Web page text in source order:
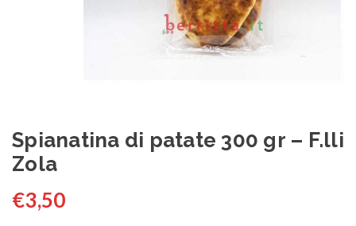
Spianatina di patate 300 gr – F.lli
Zola
€3,50